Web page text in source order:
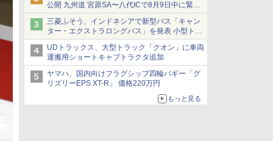
公開 九州道 宮原SA〜八代ICで8月9日中に緊急
車両を通行可能に
三菱ふそう、インドネシアで新型バス「キャン
ター・エクストラロングバス」を発表 小型トラ
ックベースの観光・旅客輸送向けバス
UDトラックス、大型トラック「クオン」に車両
運搬用ショートキャブトラクタ追加
ヤマハ、国内向けフラグシップ四輪バギー「グ
リズリーEPS XT-R」 価格220万円
もっと見る